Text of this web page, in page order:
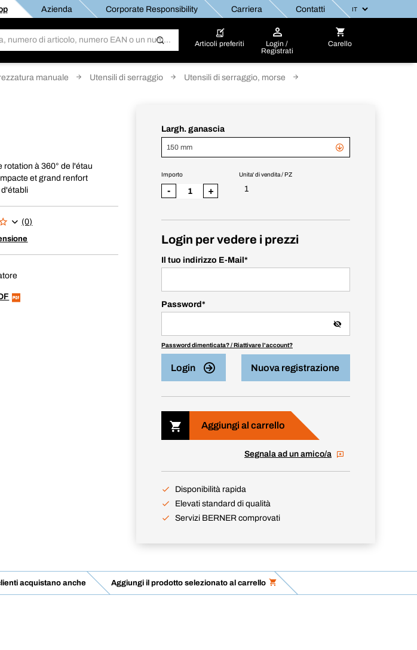
Azienda Corporate Responsibility Carriera Contatti
Articoli preferiti
Login /
Registrati
Carello
manuale Utensili di serraggio
Utensili di serraggio, morse
rotation à 360° de l'étau
et grand renfort
d'établi
(0)
Largh. ganascia
150 mm
Unita' di vendita / PZ
1
Importo
- +
Login per vedere i prezzi
Il tuo indirizzo E-Mail *
Password *
Password dimenticata? / Riattivare l'account?
Login Nuova registrazione
Aggiungi al carrello
Segnala ad un amico/a
Disponibilità rapida
Elevati standard di qualità
Servizi BERNER comprovati
acquistano anche Aggiungi il prodotto selezionato al carrello